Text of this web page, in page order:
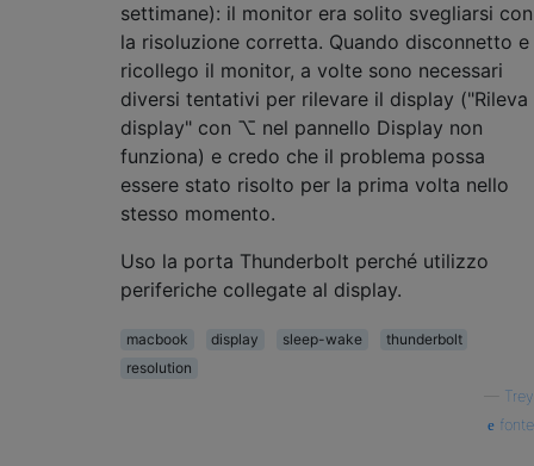
settimane): il monitor era solito svegliarsi con
la risoluzione corretta. Quando disconnetto e
ricollego il monitor, a volte sono necessari
diversi tentativi per rilevare il display ("Rileva
display" con ⌥ nel pannello Display non
funziona) e credo che il problema possa
essere stato risolto per la prima volta nello
stesso momento.
Uso la porta Thunderbolt perché utilizzo
periferiche collegate al display.
macbook display sleep-wake
thunderbolt
resolution
Trey
fonte